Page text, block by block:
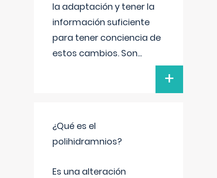
la adaptación y tener la
información suficiente
para tener conciencia de
estos cambios. Son...
+
¿Qué es el
polihidramnios?
Es una alteración